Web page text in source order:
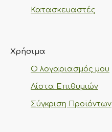
Κατασκευαστές
Χρήσιμα
Ο λογαριασμός μου
Λίστα Επιθυμιών
Σύγκριση Προϊόντων